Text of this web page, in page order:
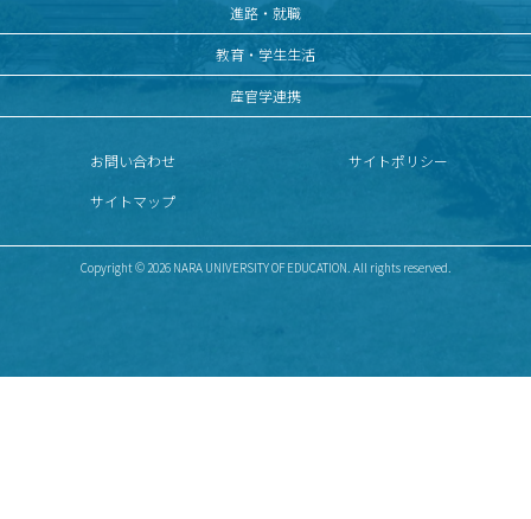
進路・就職
教育・学生生活
産官学連携
お問い合わせ
サイトポリシー
サイトマップ
Copyright © 2026 NARA UNIVERSITY OF EDUCATION. All rights reserved.